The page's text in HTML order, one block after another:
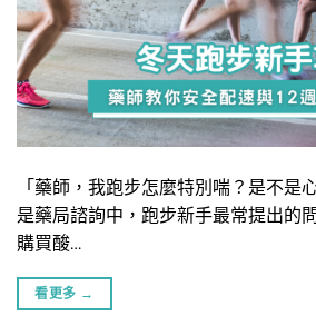
「藥師，我跑步怎麼特別喘？是不是
是藥局諮詢中，跑步新手最常提出的
購買酸…
看更多 →